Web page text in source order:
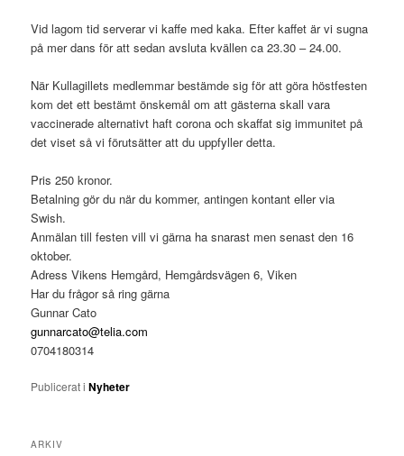
Vid lagom tid serverar vi kaffe med kaka. Efter kaffet är vi sugna
på mer dans för att sedan avsluta kvällen ca 23.30 – 24.00.
När Kullagillets medlemmar bestämde sig för att göra höstfesten
kom det ett bestämt önskemål om att gästerna skall vara
vaccinerade alternativt haft corona och skaffat sig immunitet på
det viset så vi förutsätter att du uppfyller detta.
Pris 250 kronor.
Betalning gör du när du kommer, antingen kontant eller via
Swish.
Anmälan till festen vill vi gärna ha snarast men senast den 16
oktober.
Adress Vikens Hemgård, Hemgårdsvägen 6, Viken
Har du frågor så ring gärna
Gunnar Cato
gunnarcato@telia.com
0704180314
Publicerat i Nyheter
ARKIV